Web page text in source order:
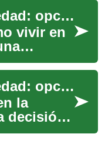
Vivir en la tercera edad: opciones residenciales modernas
vivir en
Vivir en la tercera edad: opciones de vivienda y apartamentos
la
decisión
de
estilo de